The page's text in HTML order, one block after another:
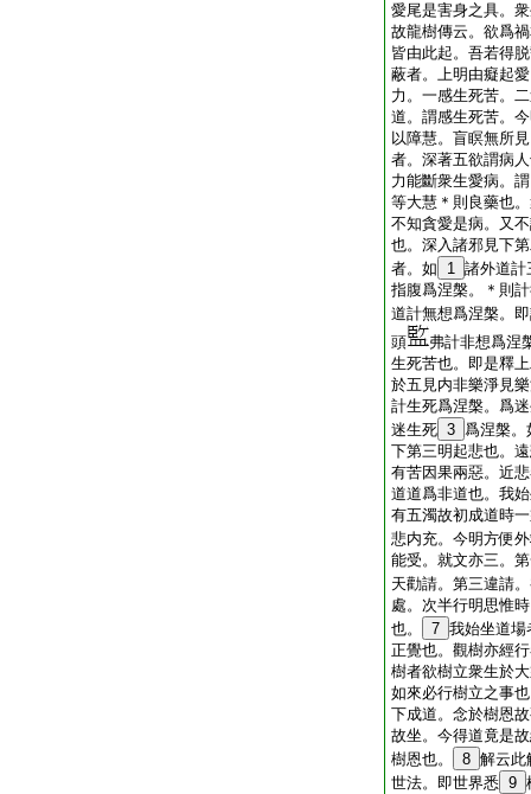
愛尾是害身之具。
故龍樹傳云。欲爲
皆由此起。吾若得
蔽者。上明由癡起
力。一感生死苦。
道。謂感生死苦。
以障慧。盲瞑無所
者。深著五欲謂病
力能斷衆生愛病。
等大慧＊則良藥也
不知貪愛是病。又
也。深入諸邪見下
者。如
1 諸外道計
指腹爲涅槃。＊則
道計無想爲涅槃。
頭
弗計非想爲涅
生死苦也。即是釋
於五見内非樂淨見
計生死爲涅槃。爲
迷生死 3 爲涅槃。
下第三明起悲也。
有苦因果兩惡。近
道道爲非道也。我
有五濁故初成道時
悲内充。今明方便
能受。就文亦三。
天勸請。第三違請
處。次半行明思惟
也。
7 我始坐道場
正覺也。觀樹亦經
樹者欲樹立衆生於
如來必行樹立之事
下成道。念於樹恩
故坐。今得道竟是
樹恩也。
8 解云此
世法。即世界悉 9